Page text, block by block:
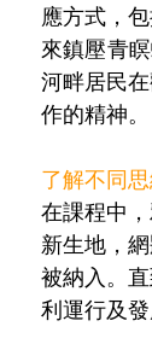
應方式，
來鎮壓青
河畔居民
作的精神。
了解不同
在課程中
新生地，
被納入。
利運行及